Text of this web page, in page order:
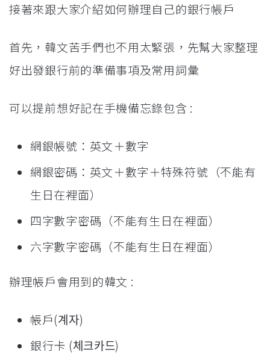
接著來跟大家介紹如何辦理自己的銀行帳戶
首先，韓文苦手們也不用太緊張，先幫大家整理
好出發銀行前的準備事項及常用詞彙
可以提前想好記在手機備忘錄包含 :
網銀帳號：英文＋數字
網銀密碼：英文＋數字＋特殊符號（不能有
生日在裡面）
四字數字密碼（不能有生日在裡面）
六字數字密碼（不能有生日在裡面）
辦理帳戶會用到的韓文 :
帳戶(계자)
銀行卡 (체크카드)